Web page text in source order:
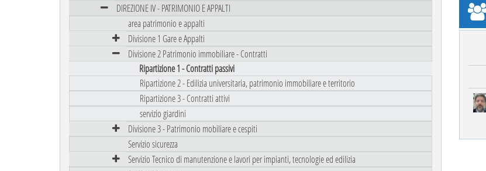
DIREZIONE IV - PATRIMONIO E APPALTI
area patrimonio e appalti
Divisione 1 Gare e Appalti
Divisione 2 Patrimonio immobiliare - Contratti
Ripartizione 1 - Contratti passivi
Ripartizione 2 - Edilizia universitaria, patrimonio immobiliare e territorio
Ripartizione 3 - Contratti attivi
servizio giardini
Divisione 3 - Patrimonio mobiliare e cespiti
Servizio sicurezza
Servizio Tecnico di manutenzione e lavori per impianti, tecnologie ed edilizia